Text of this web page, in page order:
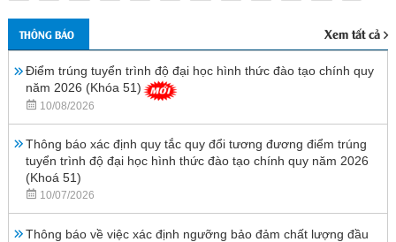
THÔNG BÁO Xem tất cả
Điểm trúng tuyển trình độ đại học hình thức đào tạo chính quy
năm 2026 (Khóa 51)
10/08/2026
Thông báo xác định quy tắc quy đổi tương đương điểm trúng
tuyển trình độ đại học hình thức đào tạo chính quy năm 2026
(Khoá 51)
10/07/2026
Thông báo về việc xác định ngưỡng bảo đảm chất lượng đầu